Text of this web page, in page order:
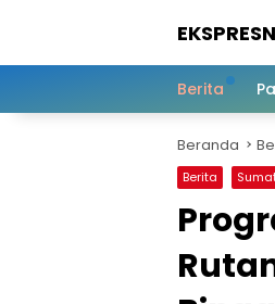
Dalam
Berita
Beranda
Berita